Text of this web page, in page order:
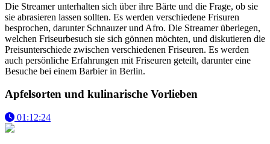
Die Streamer unterhalten sich über ihre Bärte und die Frage, ob sie
sie abrasieren lassen sollten. Es werden verschiedene Frisuren
besprochen, darunter Schnauzer und Afro. Die Streamer überlegen,
welchen Friseurbesuch sie sich gönnen möchten, und diskutieren die
Preisunterschiede zwischen verschiedenen Friseuren. Es werden
auch persönliche Erfahrungen mit Friseuren geteilt, darunter eine
Besuche bei einem Barbier in Berlin.
Apfelsorten und kulinarische Vorlieben
01:12:24